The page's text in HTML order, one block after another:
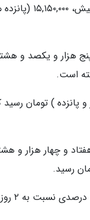
همچنین ربع سکه
ای، امروز به ۴۵,۱۸۲ (چهل و پنج
امروز با افزایش ۰.۴۴ درصدی، از ۷۴,۸۱۶